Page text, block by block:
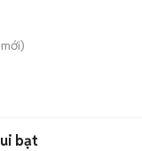
mới)
bạt